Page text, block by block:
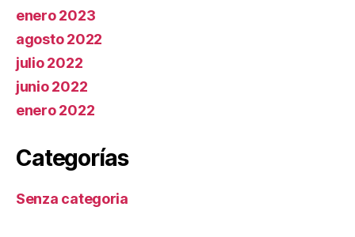
enero 2023
agosto 2022
julio 2022
junio 2022
enero 2022
Categorías
Senza categoria